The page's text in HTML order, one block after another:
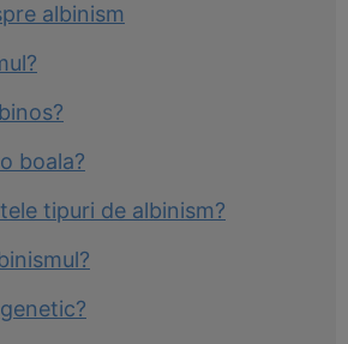
albinism
boala?
tipuri de albinism?